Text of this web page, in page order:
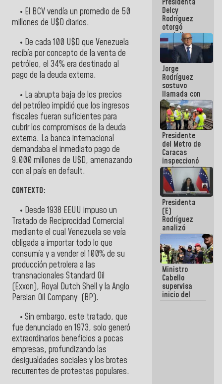
• El BCV vendía un promedio de 50
millones de U$D diarios.
• De cada 100 U$D que Venezuela
recibía por concepto de la venta de
petróleo, el 34% era destinado al
pago de la deuda externa.
• La abrupta baja de los precios
del petróleo impidió que los ingresos
fiscales fueran suficientes para
cubrir los compromisos de la deuda
externa. La banca internacional
demandaba el inmediato pago de
9.000 millones de U$D, amenazando
con al país en default.
CONTEXTO:
• Desde 1938 EEUU impuso un
Tratado de Reciprocidad Comercial
mediante el cual Venezuela se veía
obligada a importar todo lo que
consumía y a vender el 100% de su
producción petrolera a las
transnacionales Standard Oil
(Exxon), Royal Dutch Shell y la Anglo
Persian Oil Company (BP).
• Sin embargo, este tratado, que
fue denunciado en 1973, solo generó
extraordinarios beneficios a pocas
empresas, profundizando las
desigualdades sociales y los brotes
recurrentes de protestas populares.
abordar
planes de
acción
Delcy
Rodríguez
otorgó
medalla
"Héroe de
Venezuela"
a servidores
públicos
Jorge
Rodríguez
sostuvo
llamada con
Dinorah
Figuera y
acuerdan
primer
encuentro
presencial
para el
diálogo
Presidente
del Metro de
Caracas
inspeccionó
trabajos de
rehabilitación
y
modernización
de la vía
férrea
Presidenta
(E)
Rodríguez
analizó
junto a
gobernadores
planes de
recuperación
del Sistema
Eléctrico
Nacional
Ministro
Cabello
supervisa
inicio del
proceso de